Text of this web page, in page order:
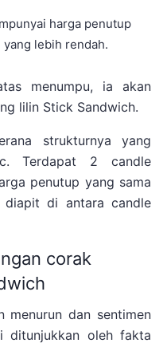
harga penutup
yang lebih rendah.
menumpu, ia akan
lilin Stick Sandwich.
strukturnya yang
Terdapat 2 candle
penutup yang sama
diapit di antara candle
corak
menurun dan sentimen
ditunjukkan oleh fakta